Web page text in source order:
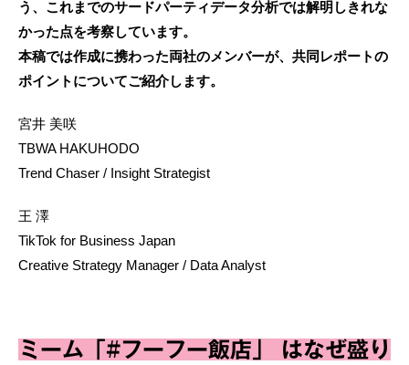
う、これまでのサードパーティデータ分析では解明しきれな
かった点を考察しています。
本稿では作成に携わった両社のメンバーが、共同レポートの
ポイントについてご紹介します。
宮井 美咲
TBWA HAKUHODO
Trend Chaser / Insight Strategist
王 澤
TikTok for Business Japan
Creative Strategy Manager / Data Analyst
ミーム「#フーフー飯店」 はなぜ盛り